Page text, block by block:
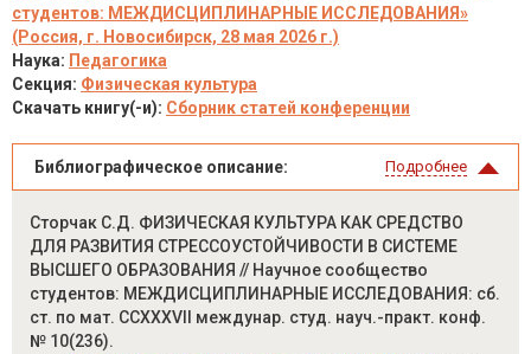
студентов: МЕЖДИСЦИПЛИНАРНЫЕ ИССЛЕДОВАНИЯ»
(Россия, г. Новосибирск, 28 мая 2026 г.)
Наука: Педагогика
Секция: Физическая культура
Скачать книгу(-и): Сборник статей конференции
Библиографическое описание: Подробнее
Сторчак С.Д. ФИЗИЧЕСКАЯ КУЛЬТУРА КАК СРЕДСТВО
ДЛЯ РАЗВИТИЯ СТРЕССОУСТОЙЧИВОСТИ В СИСТЕМЕ
ВЫСШЕГО ОБРАЗОВАНИЯ // Научное сообщество
студентов: МЕЖДИСЦИПЛИНАРНЫЕ ИССЛЕДОВАНИЯ: сб.
ст. по мат. CCXXXVII междунар. студ. науч.-практ. конф.
№ 10(236).